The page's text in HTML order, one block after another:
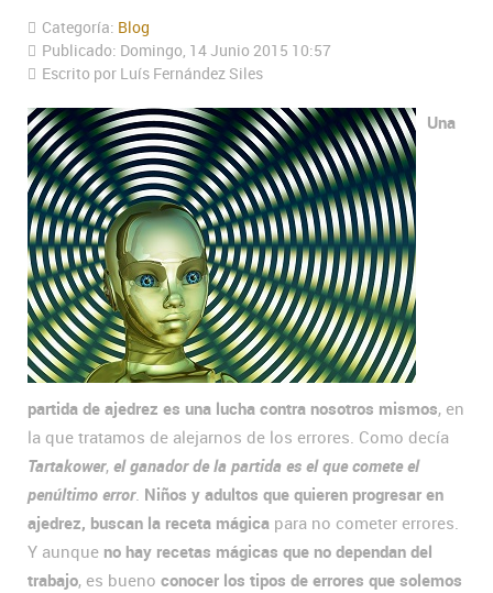
Categoría: Blog
Publicado: Domingo, 14 Junio 2015 10:57
Escrito por Luís Fernández Siles
Una
partida de ajedrez es una lucha contra nosotros mismos, en
la que tratamos de alejarnos de los errores. Como decía
Tartakower, el ganador de la partida es el que comete el
penúltimo error. Niños y adultos que quieren progresar en
ajedrez, buscan la receta mágica para no cometer errores.
Y aunque no hay recetas mágicas que no dependan del
trabajo, es bueno conocer los tipos de errores que solemos